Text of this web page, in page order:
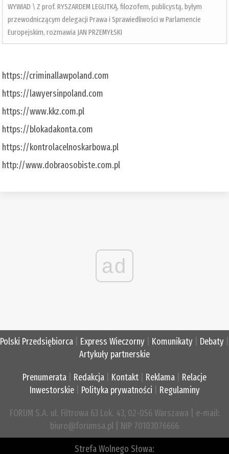
WYWIAD \ Z prof. RYSZARDEM LEGUTKĄ, filozofem, publicystą, byłym
przewodniczącym delegacji Prawa i Sprawiedliwości w Parlamencie
Europejskim, rozmawia JAN PRZEMYŁSKI
https://criminallawpoland.com
https://lawyersinpoland.com
https://www.kkz.com.pl
https://blokadakonta.com
https://kontrolacelnoskarbowa.pl
http://www.dobraosobiste.com.pl
ad
Polski Przedsiębiorca Express Wieczorny Komunikaty Debaty
Artykuły partnerskie
Prenumerata Redakcja Kontakt Reklama
Relacje
Inwestorskie| Polityka prywatności Regulaminy
FORUM S.A. ul. Filtrowa 63 Lok. 43, 02-056 Warszawa | e-mail:
biuro@forumsa.pl | NIP 70103076666
Strefa Wolnego Słowa: